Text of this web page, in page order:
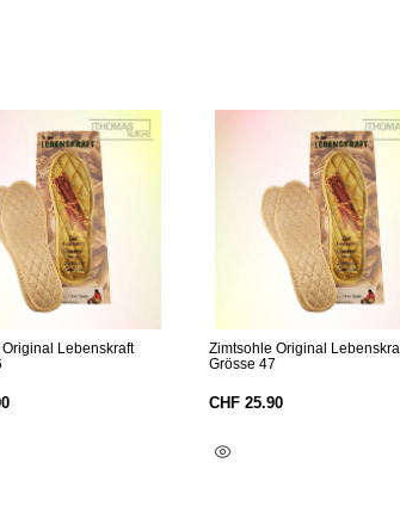
Lebenskraft
Zimtsohle Original
Grösse 47
CHF 25.90